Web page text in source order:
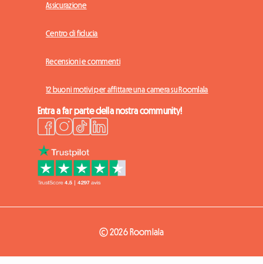
Assicurazione
Centro di fiducia
Recensioni e commenti
12 buoni motivi per affittare una camera su Roomlala
Entra a far parte della nostra community!
© 2026 Roomlala